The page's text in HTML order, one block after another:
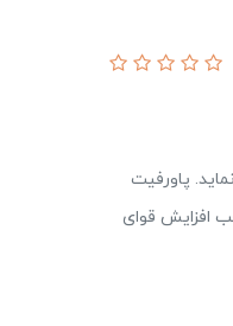
پاورفیت
افزایش قوای